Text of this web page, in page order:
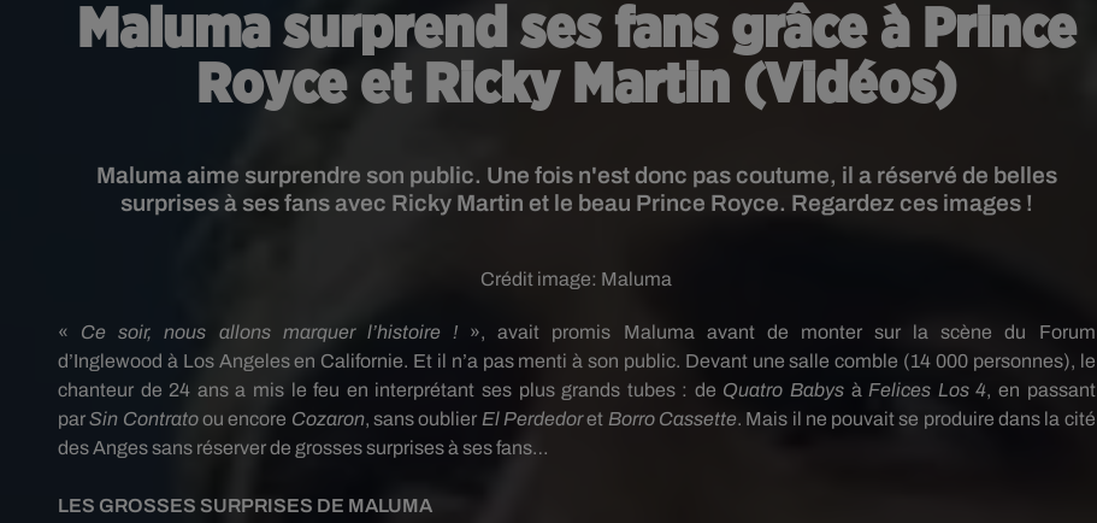
Maluma surprend ses fans grâce à Prince
Royce et Ricky Martin (Vidéos)
Maluma aime surprendre son public. Une fois n'est donc pas coutume, il a réservé de belles
surprises à ses fans avec Ricky Martin et le beau Prince Royce. Regardez ces images !
Crédit image: Maluma
« Ce soir, nous allons marquer l’histoire ! », avait promis Maluma
avant de monter sur la scène du Forum
d’Inglewood à Los Angeles en Californie. Et il n’a pas menti à son public. Devant une salle comble (14 000 personnes), le
chanteur de 24 ans a mis le feu en interprétant ses plus grands tubes : de Quatro Babys à Felices Los4, en passant
parSin Contratoou encore Cozaron, sans oublier El Perdedoret BorroCassette. Mais il ne pouvait se produire dans la cité
des Anges sans réserver de grosses surprises à ses fans…
LES GROSSES SURPRISES DE MALUMA